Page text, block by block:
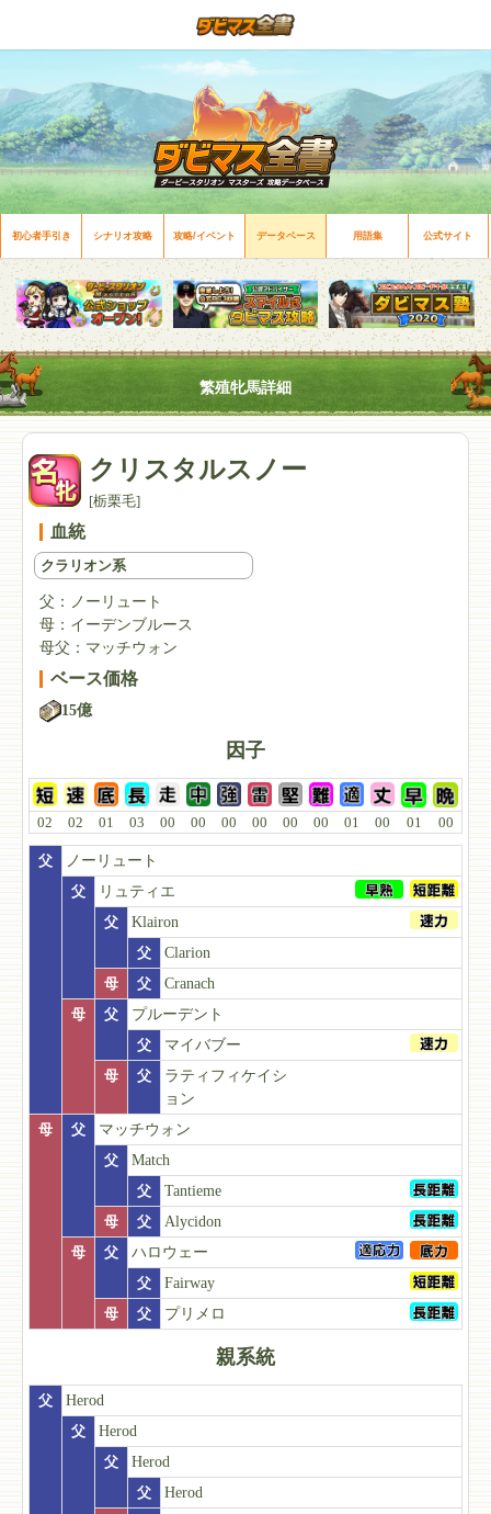
初心者手引き シナリオ攻略 攻略/イベント データベース 用語集 公式サイト
繁殖牝馬詳細
クリスタルスノー
[栃栗毛]
血統
クラリオン系
父： ノーリュート
母： イーデンブルース
母父： マッチウォン
ベース価格
15億
因子
02 02 01 03 00 00 00 00 00 00 01 00 01 00
父
ノーリュート
父
リュティエ
父
Klairon
父
Clarion
母
父
Cranach
母
父
プルーデント
父
マイバブー
母
父
ラティフィケイシ
ョン
母
父
マッチウォン
父
Match
父
Tantieme
母
父
Alycidon
母
父
ハロウェー
父
Fairway
母
父 プリメロ
親系統
父
Herod
父
Herod
父
Herod
父
Herod